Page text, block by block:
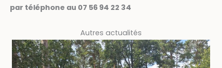
par téléphone au 07 56 94 22 34
Autres actualités